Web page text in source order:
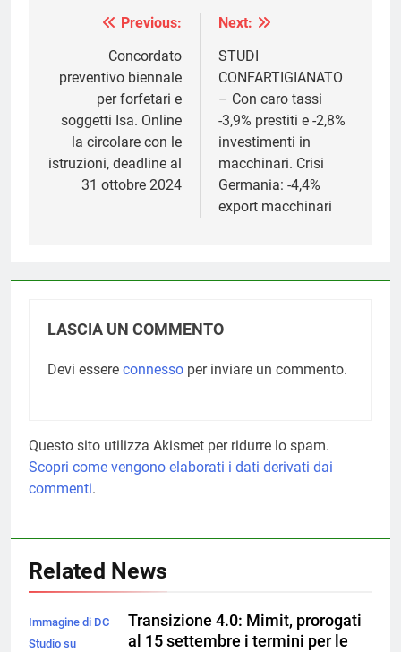
Navigazione
articoli
Previous:
Concordato
preventivo biennale
per forfetari e
soggetti Isa. Online
la circolare con le
istruzioni, deadline al
31 ottobre 2024
Next:
STUDI
CONFARTIGIANATO
– Con caro tassi
-3,9% prestiti e -2,8%
investimenti in
macchinari. Crisi
Germania: -4,4%
export macchinari
LASCIA UN COMMENTO
Devi essere connesso per inviare un commento.
Questo sito utilizza Akismet per ridurre lo spam.
Scopri come vengono elaborati i dati derivati dai
commenti.
Related News
Immagine di DC
Studio su
Transizione 4.0: Mimit, prorogati
al 15 settembre i termini per le